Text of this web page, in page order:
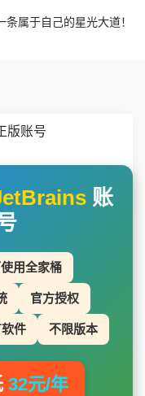
属于自己的星光大道！
版账号
账
用全家桶
官方授权
件 不限版本
32元/年